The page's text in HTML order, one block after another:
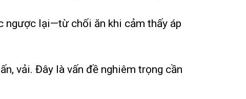
ngược lại—từ chối ăn khi cảm thấy áp
vải. Đây là vấn đề nghiêm trọng cần